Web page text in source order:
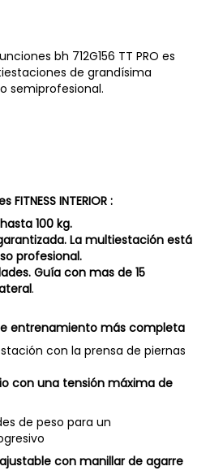
bh 712G156 TT PRO es
de grandísima
semiprofesional.
INTERIOR :
100 kg.
La multiestación está
profesional.
Guía con mas de 15
.
entrenamiento más completa
con la prensa de piernas
con una tensión máxima de
de peso para un
con manillar de agarre